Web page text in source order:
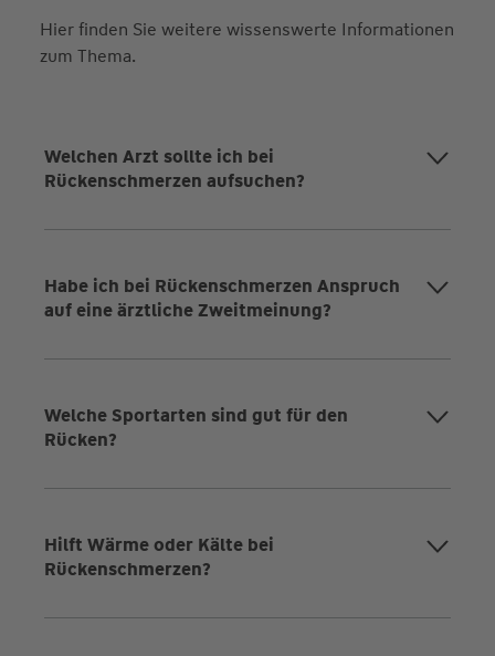
Hier finden Sie weitere wissenswerte Informationen
zum Thema.
Welchen Arzt sollte ich bei
Rückenschmerzen aufsuchen?
Habe ich bei Rückenschmerzen Anspruch
auf eine ärztliche Zweitmeinung?
Welche Sportarten sind gut für den
Rücken?
Hilft Wärme oder Kälte bei
Rückenschmerzen?